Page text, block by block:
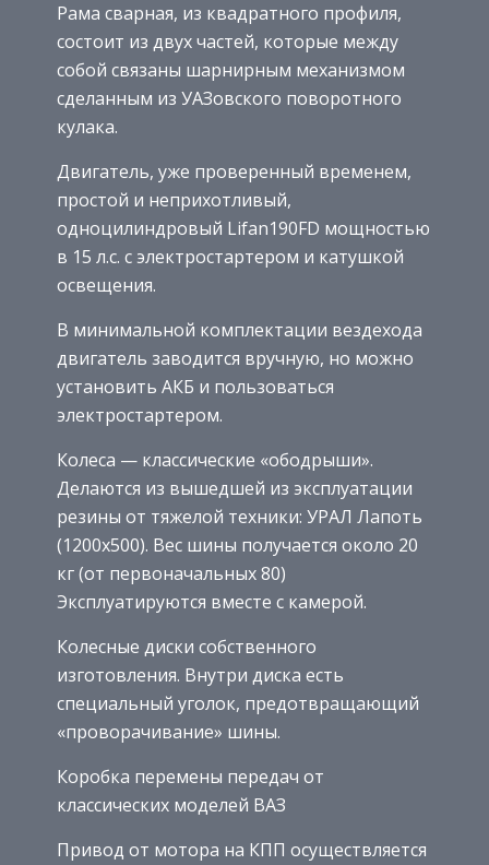
Рама сварная, из квадратного профиля,
состоит из двух частей, которые между
собой связаны шарнирным механизмом
сделанным из УАЗовского поворотного
кулака.
Двигатель, уже проверенный временем,
простой и неприхотливый,
одноцилиндровый Lifan190FD мощностью
в 15 л.с. с электростартером и катушкой
освещения.
В минимальной комплектации вездехода
двигатель заводится вручную, но можно
установить АКБ и пользоваться
электростартером.
Колеса — классические «ободрыши».
Делаются из вышедшей из эксплуатации
резины от тяжелой техники: УРАЛ Лапоть
(1200х500). Вес шины получается около 20
кг (от первоначальных 80)
Эксплуатируются вместе с камерой.
Колесные диски собственного
изготовления. Внутри диска есть
специальный уголок, предотвращающий
«проворачивание» шины.
Коробка перемены передач от
классических моделей ВАЗ
Привод от мотора на КПП осуществляется